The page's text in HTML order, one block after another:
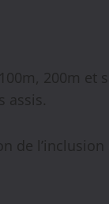
200m et
assis.
de l’inclusion